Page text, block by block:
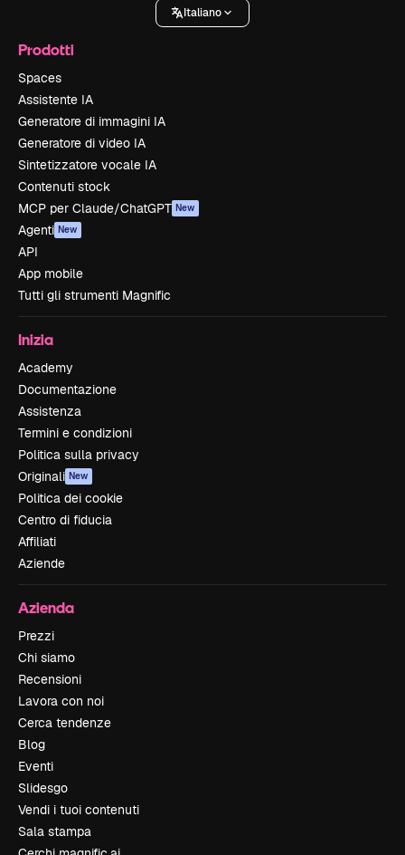
Italiano
Prodotti
Spaces
Assistente IA
Generatore di immagini IA
Generatore di video IA
Sintetizzatore vocale IA
Contenuti stock
MCP per Claude/ChatGPT New
Agenti New
API
App mobile
Tutti gli strumenti Magnific
Inizia
Academy
Documentazione
Assistenza
Termini e condizioni
Politica sulla privacy
Originali New
Politica dei cookie
Centro di fiducia
Affiliati
Aziende
Azienda
Prezzi
Chi siamo
Recensioni
Lavora con noi
Cerca tendenze
Blog
Eventi
Slidesgo
Vendi i tuoi contenuti
Sala stampa